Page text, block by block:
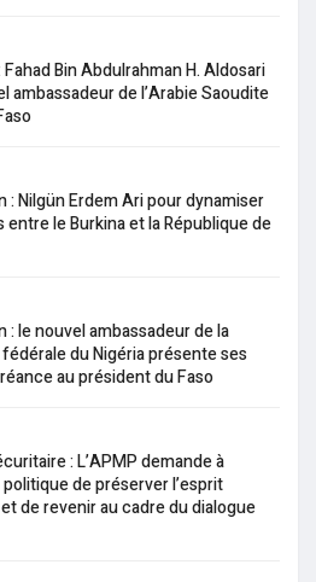
Bin Abdulrahman H. Aldosari
ambassadeur de l’Arabie Saoudite
: Nilgün Erdem Ari pour dynamiser
entre le Burkina et la République de
: le nouvel ambassadeur de la
du Nigéria présente ses
au président du Faso
: L’APMP demande à
politique de préserver l’esprit
de revenir au cadre du dialogue